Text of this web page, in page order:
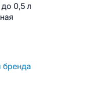
до 0,5 л
бренда